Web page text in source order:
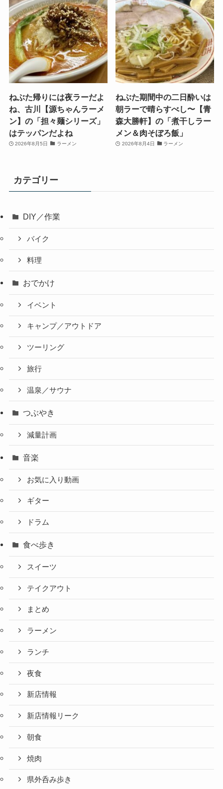
ねぶた帰りには夜ラーだよ
ね、古川【源ちゃんラーメ
ン】の「担々麺シリーズ」
はテッパンだよね
2026年8月5日 ラーメン
ねぶた期間中の二日酔いは
朝ラーで晴らすべし〜【青
森大勝軒】の「煮干しラー
メン＆肉そぼろ飯」
2026年8月4日 ラーメン
カテゴリー
DIY／作業
バイク
料理
おでかけ
イベント
キャンプ／アウトドア
ツーリング
旅行
温泉／サウナ
つぶやき
減量計画
音楽
お気に入り動画
ギター
ドラム
食べ歩き
スイーツ
テイクアウト
まとめ
ラーメン
ランチ
夜食
新店情報
新店情報リーク
朝食
焼肉
県外呑み歩き